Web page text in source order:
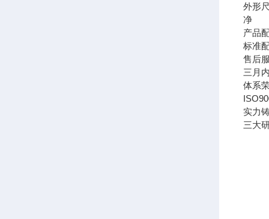
外形
净
产品
标准
售后
三月
体系
实力
三大